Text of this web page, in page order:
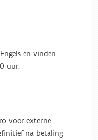
en vinden
uur.
voor externe
na betaling